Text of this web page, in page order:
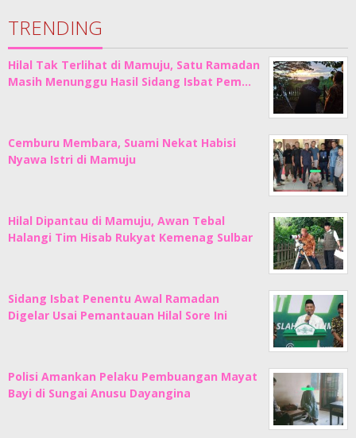
TRENDING
Hilal Tak Terlihat di Mamuju, Satu Ramadan
Masih Menunggu Hasil Sidang Isbat Pem…
Cemburu Membara, Suami Nekat Habisi
Nyawa Istri di Mamuju
Hilal Dipantau di Mamuju, Awan Tebal
Halangi Tim Hisab Rukyat Kemenag Sulbar
Sidang Isbat Penentu Awal Ramadan
Digelar Usai Pemantauan Hilal Sore Ini
Polisi Amankan Pelaku Pembuangan Mayat
Bayi di Sungai Anusu Dayangina